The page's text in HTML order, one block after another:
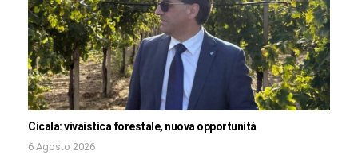
Cicala: vivaistica forestale, nuova opportunità
6 Agosto 2026